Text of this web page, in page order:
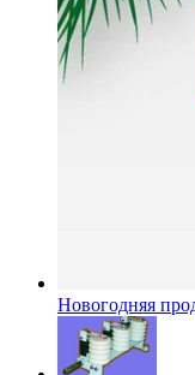
Новогодняя